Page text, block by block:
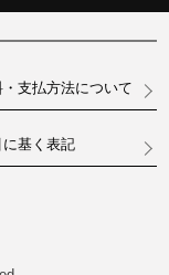
支払方法について
基く表記